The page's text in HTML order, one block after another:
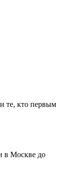
те, кто первым
в Москве до